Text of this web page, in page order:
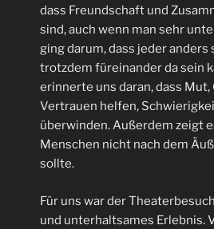
dass Freundschaft und
sind, auch wenn man sehr
ging darum, dass jeder anders
trotzdem füreinander da sein
erinnerte uns daran, dass
Vertrauen helfen,
überwinden. Außerdem zeigt
Menschen nicht nach dem
sollte.
Für uns war der
und unterhaltsames Erlebnis.